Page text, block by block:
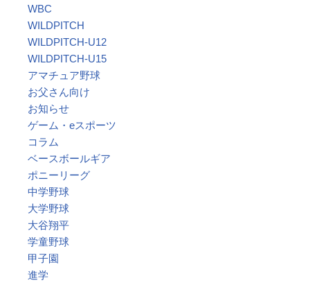
WBC
WILDPITCH
WILDPITCH-U12
WILDPITCH-U15
アマチュア野球
お父さん向け
お知らせ
ゲーム・eスポーツ
コラム
ベースボールギア
ポニーリーグ
中学野球
大学野球
大谷翔平
学童野球
甲子園
進学